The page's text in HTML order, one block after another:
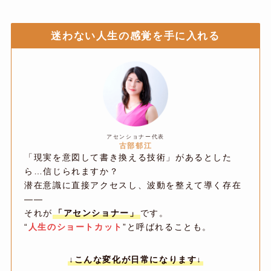
迷わない人生の感覚を手に入れる
アセンショナー代表
古部郁江
「現実を意図して書き換える技術」があるとした
ら…信じられますか？
潜在意識に直接アクセスし、波動を整えて導く存在
――
それが「アセンショナー」です。
“ 人生のショートカット ”と呼ばれることも。
↓こんな変化が日常になります↓